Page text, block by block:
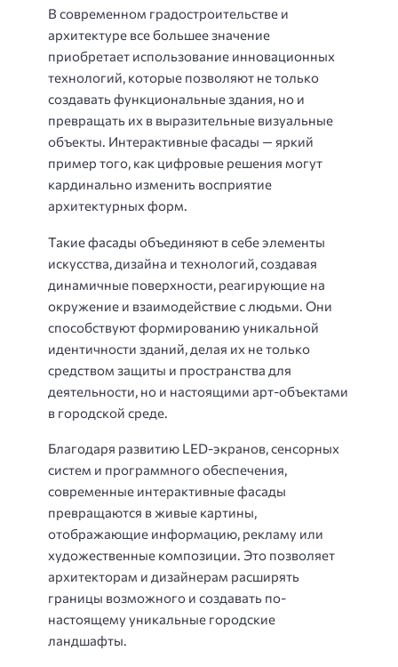
В современном градостроительстве и
архитектуре все большее значение
приобретает использование инновационных
технологий, которые позволяют не только
создавать функциональные здания, но и
превращать их в выразительные визуальные
объекты. Интерактивные фасады — яркий
пример того, как цифровые решения могут
кардинально изменить восприятие
архитектурных форм.
Такие фасады объединяют в себе элементы
искусства, дизайна и технологий, создавая
динамичные поверхности, реагирующие на
окружение и взаимодействие с людьми. Они
способствуют формированию уникальной
идентичности зданий, делая их не только
средством защиты и пространства для
деятельности, но и настоящими арт-объектами
в городской среде.
Благодаря развитию LED-экранов, сенсорных
систем и программного обеспечения,
современные интерактивные фасады
превращаются в живые картины,
отображающие информацию, рекламу или
художественные композиции. Это позволяет
архитекторам и дизайнерам расширять
границы возможного и создавать по-
настоящему уникальные городские
ландшафты.